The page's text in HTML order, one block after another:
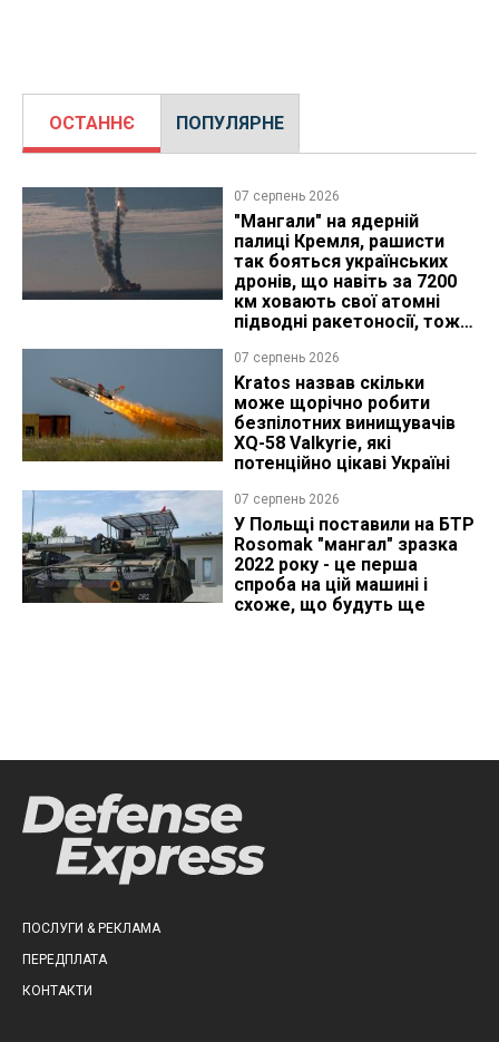
ОСТАННЄ ПОПУЛЯРНЕ
07 серпень 2026
"Мангали" на ядерній
палиці Кремля, рашисти
так бояться українських
дронів, що навіть за 7200
км ховають свої атомні
підводні ракетоносії, тож
07 серпень 2026
Kratos назвав скільки
може щорічно робити
безпілотних винищувачів
XQ-58 Valkyrie, які
потенційно цікаві Україні
07 серпень 2026
У Польщі поставили на БТР
Rosomak "мангал" зразка
2022 року - це перша
спроба на цій машині і
схоже, що будуть ще
ПОСЛУГИ & РЕКЛАМА
ПЕРЕДПЛАТА
КОНТАКТИ